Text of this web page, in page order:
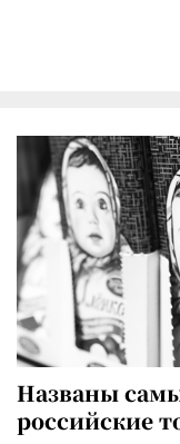
Названы
российские